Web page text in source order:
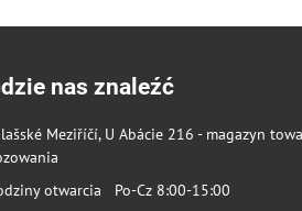
nas znaleźć
Meziříčí, U Abácie 216 - magazyn
otwarcia Po-Cz 8:00-15:00